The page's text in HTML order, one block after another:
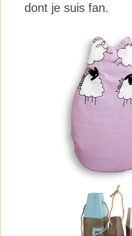
dont je suis fan.